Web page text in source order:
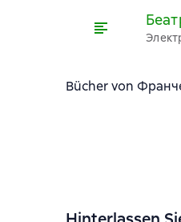
Bücher von